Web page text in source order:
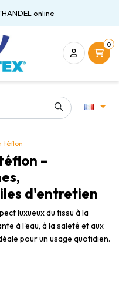
vanaf €75,00
0
téflon
–
d'entretien
luxueux du tissu à la
à l'eau, à la saleté et aux
pour un usage quotidien.